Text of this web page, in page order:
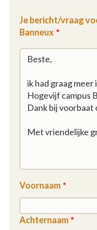
Je bericht/vraag
Banneux
Voornaam
Achternaam